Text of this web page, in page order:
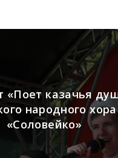
«Поет казачья
народного хора
«Соловейко»